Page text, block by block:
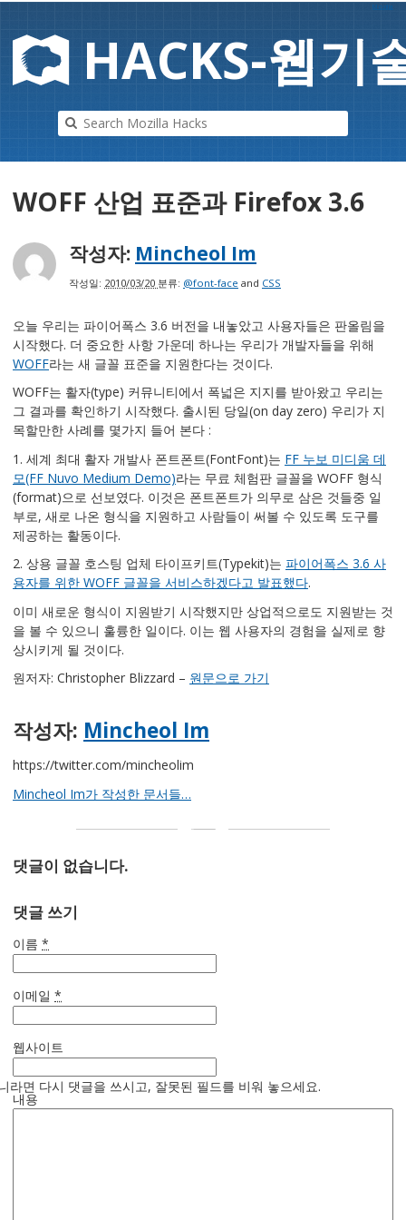
Mozilla
HACKS-웹기
WOFF 산업 표준과 Firefox 3.6
작성자: Mincheol Im
작성일: 2010/03/20 분류: @font-face and CSS
오늘 우리는 파이어폭스 3.6 버전을 내놓았고 사용자들은 판올림을
시작했다. 더 중요한 사항 가운데 하나는 우리가 개발자들을 위해
WOFF라는 새 글꼴 표준을 지원한다는 것이다.
WOFF는 활자(type) 커뮤니티에서 폭넓은 지지를 받아왔고 우리는
그 결과를 확인하기 시작했다. 출시된 당일(on day zero) 우리가 지
목할만한 사례를 몇가지 들어 본다 :
1. 세계 최대 활자 개발사 폰트폰트(FontFont)는 FF 누보 미디움 데
모(FF Nuvo Medium Demo)라는 무료 체험판 글꼴을 WOFF 형식
(format)으로 선보였다. 이것은 폰트폰트가 의무로 삼은 것들중 일
부로, 새로 나온 형식을 지원하고 사람들이 써볼 수 있도록 도구를
제공하는 활동이다.
2. 상용 글꼴 호스팅 업체 타이프키트(Typekit)는 파이어폭스 3.6 사
용자를 위한 WOFF 글꼴을 서비스하겠다고 발표했다.
이미 새로운 형식이 지원받기 시작했지만 상업적으로도 지원받는 것
을 볼 수 있으니 훌륭한 일이다. 이는 웹 사용자의 경험을 실제로 향
상시키게 될 것이다.
원저자: Christopher Blizzard – 원문으로 가기
작성자: Mincheol Im
https://twitter.com/mincheolim
Mincheol Im가 작성한 문서들…
댓글이 없습니다.
댓글 쓰기
이름 *
이메일 *
웹사이트
면 다시 댓글을 쓰시고, 잘못된 필드를 비워 놓으세요.
내용